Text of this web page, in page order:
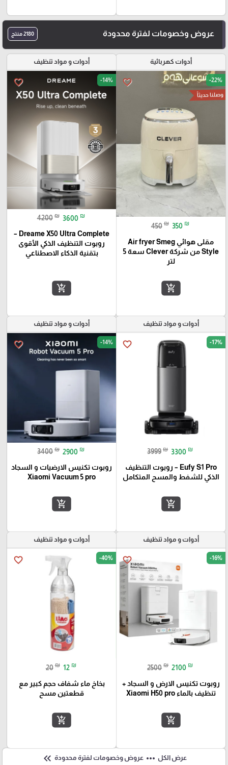
عروض وخصومات لفترة محدودة 2180 منتج
أدوات كهربائية
favorite_border -22%
وصلنا حديثاً
450 ₪ 350 ₪
مقلى هوائي Air fryer Smeg
Style من شركة Clever سعة 5
لتر
add_shopping_cart
أدوات و مواد تنظيف
favorite_border -14%
4200 ₪ 3600 ₪
Dreame X50 Ultra Complete –
روبوت التنظيف الذكي الأقوى
بتقنية الذكاء الاصطناعي
add_shopping_cart
أدوات و مواد تنظيف
favorite_border -17%
3999 ₪ 3300 ₪
Eufy S1 Pro – روبوت التنظيف
الذكي للشفط والمسح المتكامل
add_shopping_cart
أدوات و مواد تنظيف
favorite_border -14%
3400 ₪ 2900 ₪
روبوت تكنيس الارضيات و السجاد
Xiaomi Vacuum 5 pro
add_shopping_cart
أدوات و مواد تنظيف
favorite_border -16%
2500 ₪ 2100 ₪
روبوت تكنيس الارض و السجاد +
تنظيف بالماء Xiaomi H50 pro
add_shopping_cart
أدوات و مواد تنظيف
favorite_border -40%
20 ₪ 12 ₪
بخاخ ماء شفاف حجم كبير مع
قطعتين مسح
add_shopping_cart
عرض الكل more_horiz عروض وخصومات لفترة محدودة keyboard_double_arrow_left